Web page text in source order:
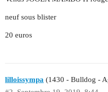
neuf sous blister
20 euros
lilloissympa (1430 - Bulldog -